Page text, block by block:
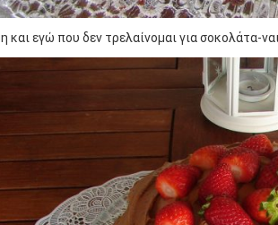
και εγώ που δεν τρελαίνομαι για σοκολάτα-